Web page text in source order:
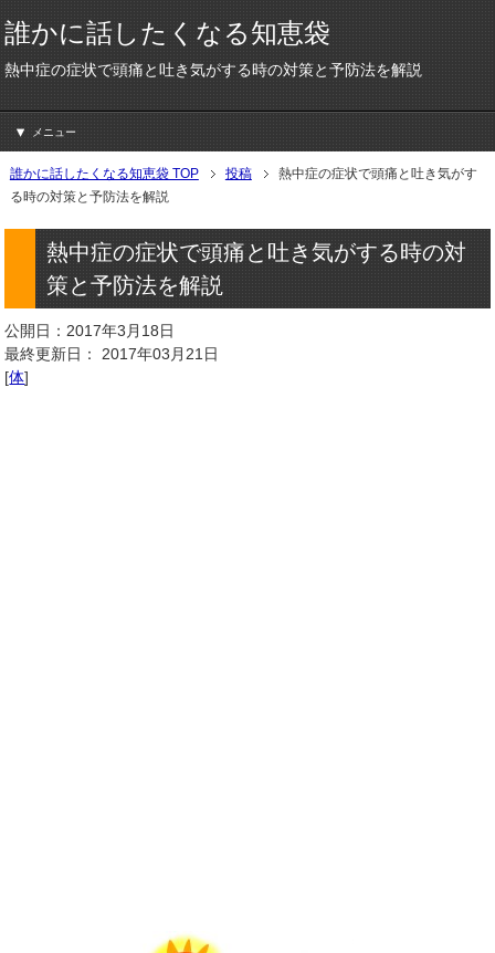
誰かに話したくなる知恵袋
熱中症の症状で頭痛と吐き気がする時の対策と予防法を解説
メニュー
誰かに話したくなる知恵袋 TOP 投稿
熱中症の症状で頭痛と吐き気がす
る時の対策と予防法を解説
熱中症の症状で頭痛と吐き気がする時の対
策と予防法を解説
公開日：2017年3月18日
最終更新日： 2017年03月21日
[体]